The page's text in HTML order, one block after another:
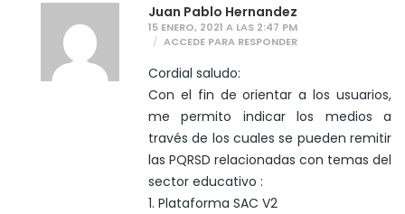
Juan Pablo Hernandez
15 ENERO, 2021 A LAS 2:47 PM
ACCEDE PARA RESPONDER
Cordial saludo:
Con el fin de orientar a los usuarios,
me permito indicar los medios a
través de los cuales se pueden remitir
las PQRSD relacionadas con temas del
sector educativo :
1. Plataforma SAC V2